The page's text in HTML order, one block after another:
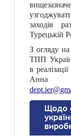
заходів
Турецькій
З огляду
ТПП
в
Анна
dept.ier@
Щодо